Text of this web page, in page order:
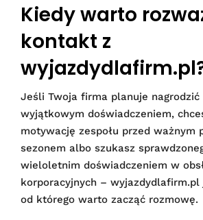
Kiedy warto
kontakt z
Jeśli Twoja firma planuje
wyjątkowym doświadczeniem,
motywację zespołu przed ważnym
sezonem albo szukasz
wieloletnim doświadczeniem w
korporacyjnych –
od którego warto zacząć rozmowę.